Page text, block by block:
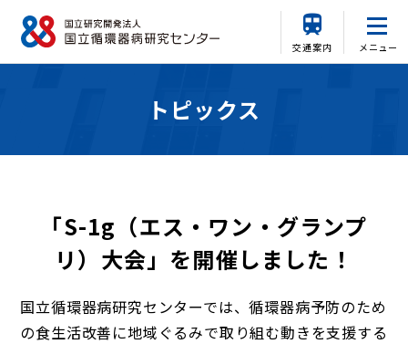
交通案内 メニュー
トピックス
「S-1g（エス・ワン・グランプ
リ）大会」を開催しました！
国立循環器病研究センターでは、循環器病予防のため
の食生活改善に地域ぐるみで取り組む動きを支援する